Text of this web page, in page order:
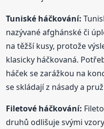
Tuniské háčkování:
nazývané afghánské či
na těžší kusy, protože
klasicky háčkovaná.
háček se zarážkou na
se skládají z násady a
Filetové háčkování:
druhů odlišuje svými